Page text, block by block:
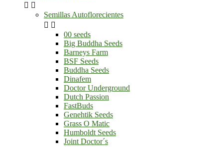
 
Semillas Autoflorecientes
 
00 seeds
Big Buddha Seeds
Barneys Farm
BSF Seeds
Buddha Seeds
Dinafem
Doctor Underground
Dutch Passion
FastBuds
Genehtik Seeds
Grass O Matic
Humboldt Seeds
Joint Doctor´s